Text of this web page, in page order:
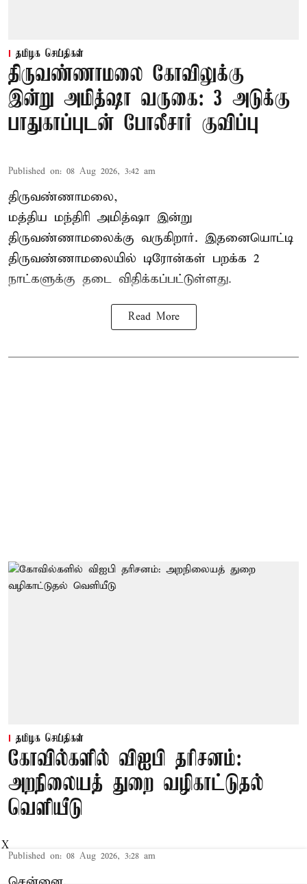
தமிழக செய்திகள்
திருவண்ணாமலை கோவிலுக்கு
இன்று அமித்ஷா வருகை: 3 அடுக்கு
பாதுகாப்புடன் போலீசார் குவிப்பு
Published on: 08 Aug 2026, 3:42 am
திருவண்ணாமலை,
மத்திய மந்திரி அமித்ஷா இன்று
திருவண்ணாமலைக்கு வருகிறார். இதனையொட்டி
திருவண்ணாமலையில் டிரோன்கள் பறக்க 2
நாட்களுக்கு தடை விதிக்கப்பட்டுள்ளது.
Read More
தமிழக செய்திகள்
கோவில்களில் விஐபி தரிசனம்:
அறநிலையத் துறை வழிகாட்டுதல்
வெளியீடு
Published on: 08 Aug 2026, 3:28 am
X